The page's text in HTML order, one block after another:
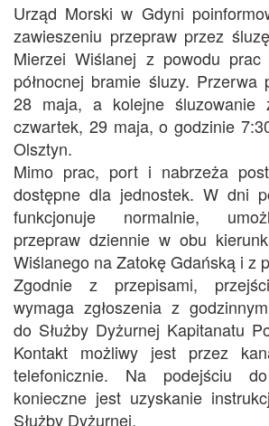
Urząd Morski w Gdyni
zawieszeniu przepraw przez
Mierzei Wiślanej z powodu prac
północnej bramie śluzy.
28 maja, a kolejne śluzowanie
czwartek, 29 maja, o godzinie
Olsztyn.
Mimo prac, port i nabrzeża
dostępne dla jednostek. W dni
funkcjonuje normalnie,
przepraw dziennie w obu
Wiślanego na Zatokę Gdańską i z
Zgodnie z przepisami,
wymaga zgłoszenia z
do Służby Dyżurnej Kapitanatu
Kontakt możliwy jest przez
telefonicznie. Na podejściu
konieczne jest uzyskanie
Służby Dyżurnej.